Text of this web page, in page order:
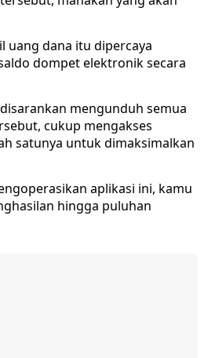
uang dana itu dipercaya
dompet elektronik secara
mengunduh semua
cukup mengakses
satunya untuk dimaksimalkan
aplikasi ini, kamu
hingga puluhan